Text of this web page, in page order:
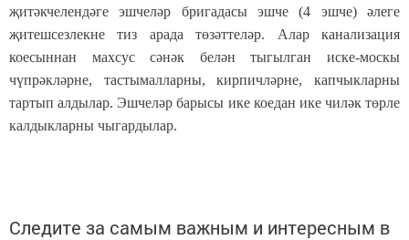
җитәкчелендәге эшчеләр бригадасы эшче (4 эшче) әлеге
җитешсезлекне тиз арада төзәттеләр. Алар канализация
коесыннан махсус сәнәк белән тыгылган иске-москы
чүпрәкләрне, тастымалларны, кирпичләрне, капчыкларны
тартып алдылар. Эшчеләр барысы ике коедан ике чиләк төрле
калдыкларны чыгардылар.
Следите за самым важным и интересным в